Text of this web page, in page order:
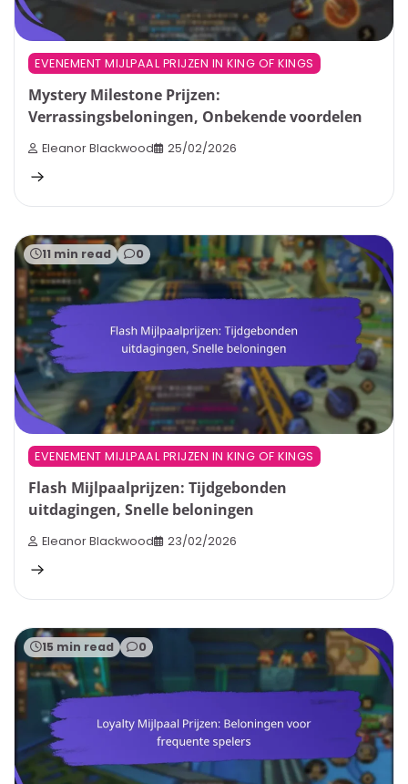
EVENEMENT MIJLPAAL PRIJZEN IN KING OF KINGS
Mystery Milestone Prijzen:
Verrassingsbeloningen, Onbekende voordelen
Eleanor Blackwood 25/02/2026
11 min read 0
EVENEMENT MIJLPAAL PRIJZEN IN KING OF KINGS
Flash Mijlpaalprijzen: Tijdgebonden
uitdagingen, Snelle beloningen
Eleanor Blackwood 23/02/2026
15 min read 0